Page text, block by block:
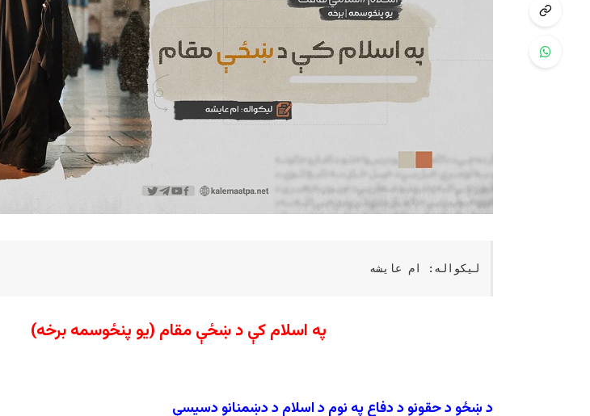
لیکواله: ام عایشه
په اسلام کې د ښځې مقام (یو پنځوسمه برخه)
د ښځو د حقونو د دفاع په نوم د اسلام د دښمنانو دسیسې